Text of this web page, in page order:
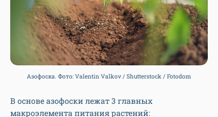
Азофоска. Фото: Valentin Valkov / Shutterstock / Fotodom
В основе азофоски лежат 3 главных
макроэлемента питания растений: